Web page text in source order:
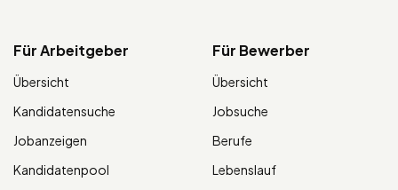
Für Arbeitgeber
Übersicht
Kandidatensuche
Jobanzeigen
Kandidatenpool
Für Bewerber
Übersicht
Jobsuche
Berufe
Lebenslauf